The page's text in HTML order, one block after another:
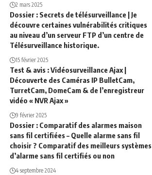
2 mars 2025
Dossier : Secrets de télésurveillance | Je
découvre certaines vulnérabilités critiques
au niveau d’un serveur FTP d’un centre de
Télésurveillance historique.
15 février 2025
Test & avis : Vidéosurveillance Ajax |
Découverte des Caméras IP BulletCam,
TurretCam, DomeCam & de l’enregistreur
vidéo « NVR Ajax »
9 février 2025
Dossier : Comparatif des alarmes maison
sans fil certifiées – Quelle alarme sans fil
choisir ? Comparatif des meilleurs systèmes
d’alarme sans fil certifiés ou non
4 septembre 2024